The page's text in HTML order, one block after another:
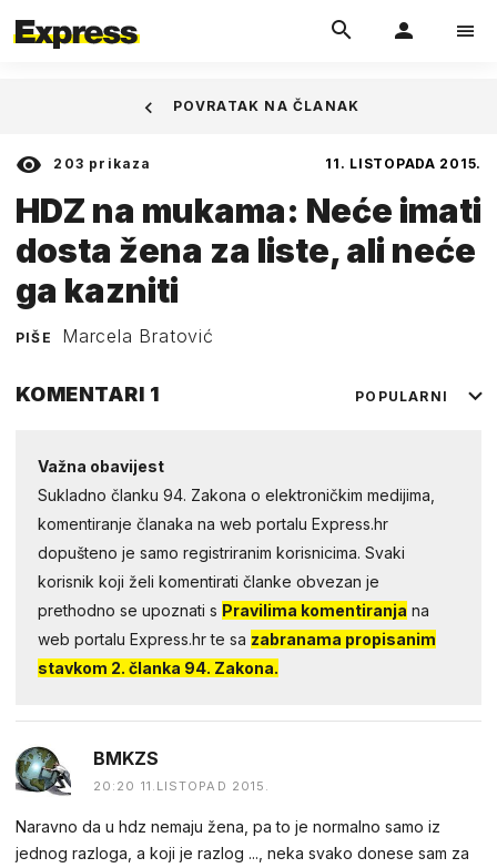
203 prikaza 11. LISTOPADA 2015.
HDZ na mukama: Neće imati
dosta žena za liste, ali neće
ga kazniti
PIŠE Marcela Bratović
POVRATAK NA ČLANAK
KOMENTARI 1 POPULARNI
Važna obavijest
Sukladno članku 94. Zakona o elektroničkim medijima,
komentiranje članaka na web portalu Express.hr
dopušteno je samo registriranim korisnicima. Svaki
korisnik koji želi komentirati članke obvezan je
prethodno se upoznati s Pravilima komentiranja na
web portalu Express.hr te sa zabranama propisanim
stavkom 2. članka 94. Zakona.
BMKZS
20:20 11.LISTOPAD 2015.
Naravno da u hdz nemaju žena, pa to je normalno samo iz
jednog razloga, a koji je razlog ..., neka svako donese sam za